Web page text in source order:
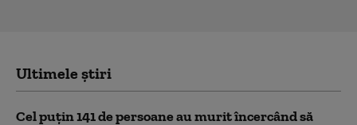
Ultimele știri
Cel puţin 141 de persoane au murit încercând să